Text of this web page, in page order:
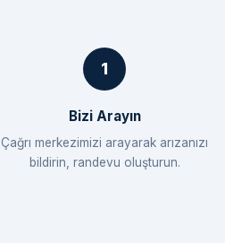
Bizi Arayın
Çağrı merkezimizi arayarak arızanızı
bildirin, randevu oluşturun.